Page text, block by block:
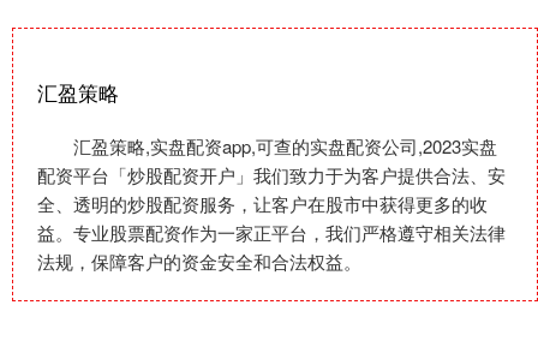
汇盈策略
汇盈策略,实盘配资app,可查的实盘配资公司,2023实盘
配资平台「炒股配资开户」我们致力于为客户提供合法、安
全、透明的炒股配资服务，让客户在股市中获得更多的收
益。专业股票配资作为一家正平台，我们严格遵守相关法律
法规，保障客户的资金安全和合法权益。